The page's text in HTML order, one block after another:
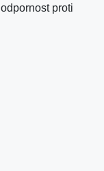
proti